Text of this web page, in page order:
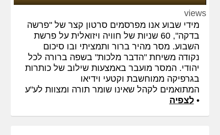
Play Mute Settings PIPEnter
fullscreen
views
מידי שבוע אנו מפרסמים סרטון קצר של "פרשה
בדקה", 60 שניות של חוויה ויזואלית על פרשת
השבוע. מסר מהיר ברור ותמציתי ובו סיכום
נקודה משיחת "הדבר מלכות" בשפה ברורה לכל
יהודי. המסר מועבר באמצעות שילוב של כותרות
בגרפיקה ממוחשבת וקטעי וידיאו
המתואמים לקהל שאינו שומר תורה ומצוות לע"ע
•לצפיה